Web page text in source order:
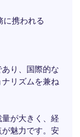
に携われる
り、国際的な
リズムを兼ね
が大きく、経
魅力です。安